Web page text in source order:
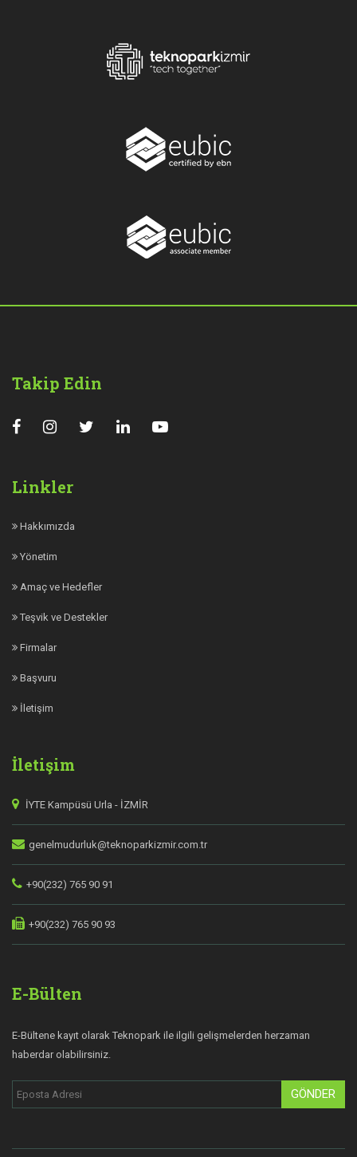
Takip Edin
Linkler
Hakkımızda
Yönetim
Amaç ve Hedefler
Teşvik ve Destekler
Firmalar
Başvuru
İletişim
İletişim
İYTE Kampüsü Urla - İZMİR
genelmudurluk@teknoparkizmir.com.tr
+90(232) 765 90 91
+90(232) 765 90 93
E-Bülten
E-Bültene kayıt olarak Teknopark ile ilgili gelişmelerden herzaman
haberdar olabilirsiniz.
GÖNDER